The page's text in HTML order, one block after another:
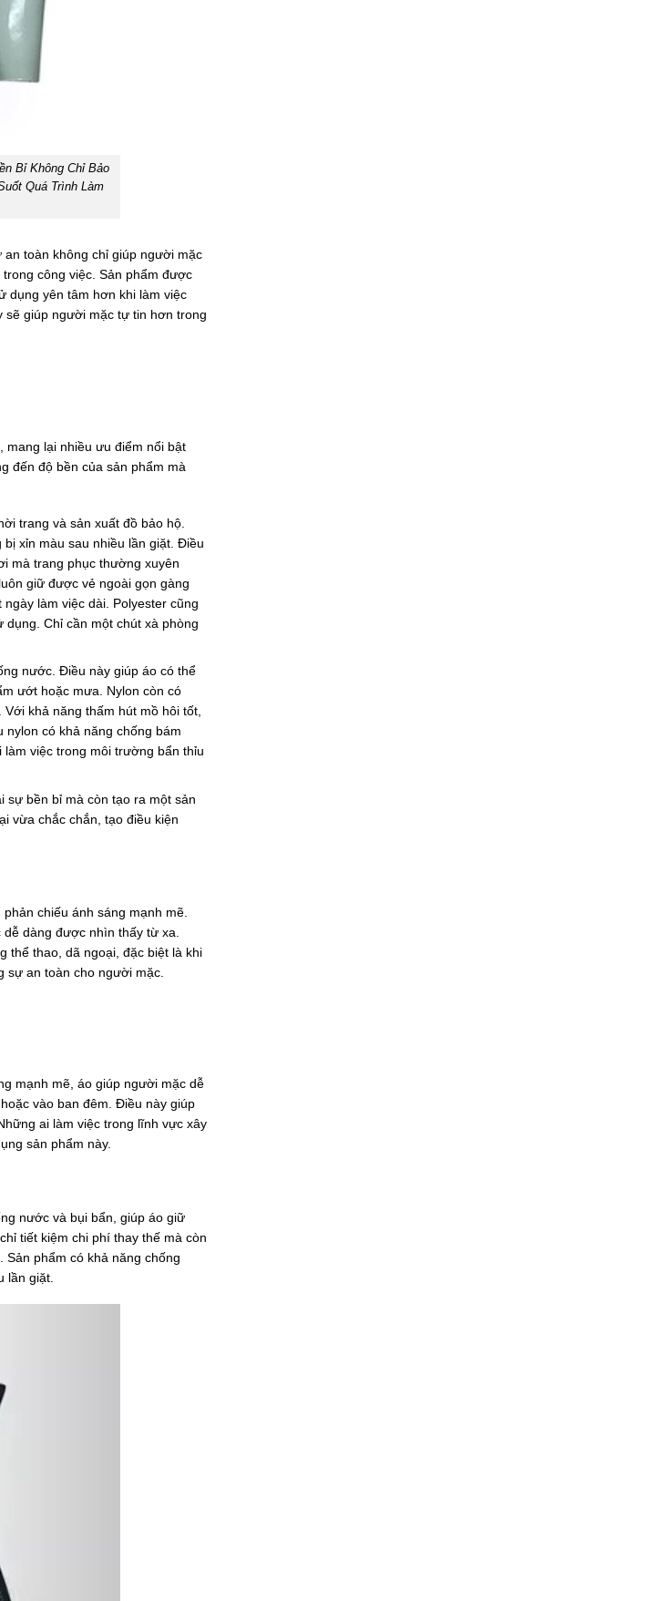
Bỉ Không Chỉ Bảo
Quá Trình Làm
toàn không chỉ giúp người mặc
công việc. Sản phẩm được
dụng yên tâm hơn khi làm việc
sẽ giúp người mặc tự tin hơn trong
mang lại nhiều ưu điểm nổi bật
đến độ bền của sản phẩm mà
trang và sản xuất đồ bảo hộ.
xỉn màu sau nhiều lần giặt. Điều
mà trang phục thường xuyên
giữ được vẻ ngoài gọn gàng
làm việc dài. Polyester cũng
Chỉ cần một chút xà phòng
nước. Điều này giúp áo có thể
ướt hoặc mưa. Nylon còn có
khả năng thấm hút mồ hôi tốt,
có khả năng chống bám
việc trong môi trường bẩn thỉu
sự bền bỉ mà còn tạo ra một sản
vừa chắc chắn, tạo điều kiện
chiếu ánh sáng mạnh mẽ.
dàng được nhìn thấy từ xa.
thể thao, dã ngoại, đặc biệt là khi
sự an toàn cho người mặc.
mạnh mẽ, áo giúp người mặc dễ
vào ban đêm. Điều này giúp
ai làm việc trong lĩnh vực xây
sản phẩm này.
nước và bụi bẩn, giúp áo giữ
tiết kiệm chi phí thay thế mà còn
phẩm có khả năng chống
lần giặt.